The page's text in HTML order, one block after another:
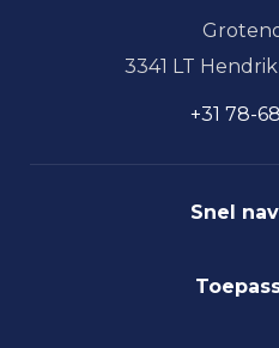
3341 LT
+31 78-
Snel